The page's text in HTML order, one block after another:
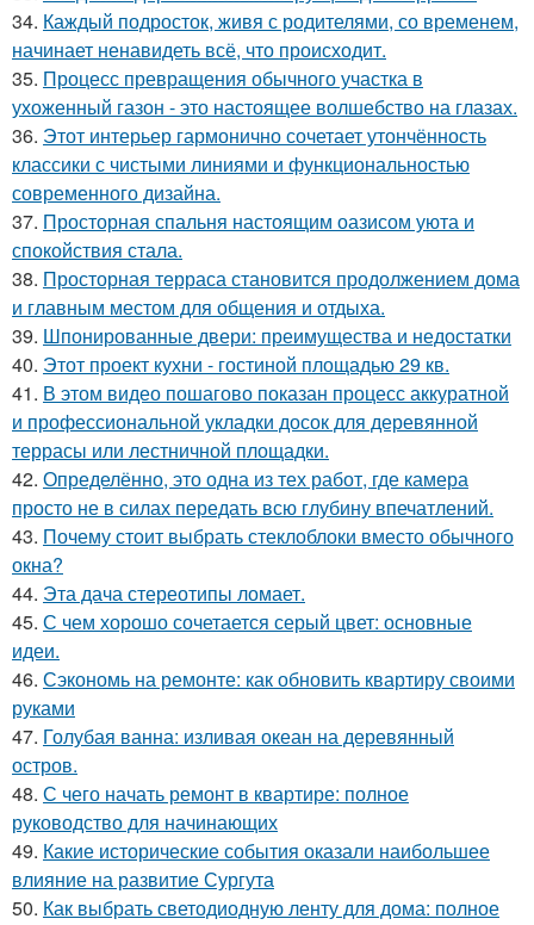
34. Каждый подросток, живя с родителями, со временем,
начинает ненавидеть всё, что происходит.
35. Процесс превращения обычного участка в
ухоженный газон - это настоящее волшебство на глазах.
36. Этот интерьер гармонично сочетает утончённость
классики с чистыми линиями и функциональностью
современного дизайна.
37. Просторная спальня настоящим оазисом уюта и
спокойствия стала.
38. Просторная терраса становится продолжением дома
и главным местом для общения и отдыха.
39. Шпонированные двери: преимущества и недостатки
40. Этот проект кухни - гостиной площадью 29 кв.
41. В этом видео пошагово показан процесс аккуратной
и профессиональной укладки досок для деревянной
террасы или лестничной площадки.
42. Определённо, это одна из тех работ, где камера
просто не в силах передать всю глубину впечатлений.
43. Почему стоит выбрать стеклоблоки вместо обычного
окна?
44. Эта дача стереотипы ломает.
45. С чем хорошо сочетается серый цвет: основные
идеи.
46. Сэкономь на ремонте: как обновить квартиру своими
руками
47. Голубая ванна: изливая океан на деревянный
остров.
48. С чего начать ремонт в квартире: полное
руководство для начинающих
49. Какие исторические события оказали наибольшее
влияние на развитие Сургута
50. Как выбрать светодиодную ленту для дома: полное